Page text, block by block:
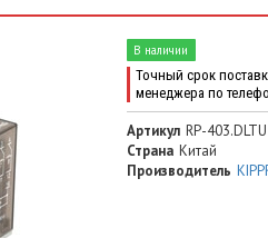
В наличии
Точный срок
менеджера по
Артикул RP-403.DLTU
Страна Китай
Производитель